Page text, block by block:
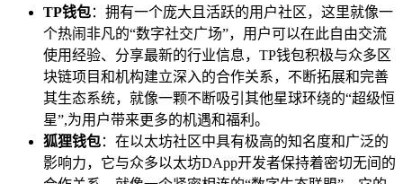
TP钱包：拥有一个庞大且活跃的用户社区，这里就像一
个热闹非凡的“数字社交广场”，用户可以在此自由交流
使用经验、分享最新的行业信息，TP钱包积极与众多区
块链项目和机构建立深入的合作关系，不断拓展和完善
其生态系统，就像一颗不断吸引其他星球环绕的“超级恒
星”,为用户带来更多的机遇和福利。
狐狸钱包：在以太坊社区中具有极高的知名度和广泛的
影响力，它与众多以太坊DApp开发者保持着密切无间的